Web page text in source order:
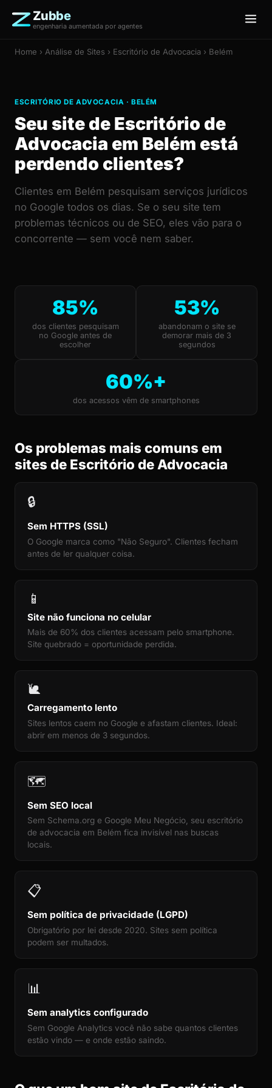
Zubbe
engenharia aumentada por agentes
Home › Análise de Sites › Escritório de Advocacia › Belém
ESCRITÓRIO DE ADVOCACIA · BELÉM
Seu site de Escritório de
Advocacia em Belém está
perdendo clientes?
Clientes em Belém pesquisam serviços jurídicos
no Google todos os dias. Se o seu site tem
problemas técnicos ou de SEO, eles vão para o
concorrente — sem você nem saber.
85%
dos clientes pesquisam
no Google antes de
escolher
53%
abandonam o site se
demorar mais de 3
segundos
60%+
dos acessos vêm de smartphones
Os problemas mais comuns em
sites de Escritório de Advocacia
🔒
Sem HTTPS (SSL)
O Google marca como "Não Seguro". Clientes fecham
antes de ler qualquer coisa.
📱
Site não funciona no celular
Mais de 60% dos clientes acessam pelo smartphone.
Site quebrado = oportunidade perdida.
🐌
Carregamento lento
Sites lentos caem no Google e afastam clientes. Ideal:
abrir em menos de 3 segundos.
🗺️
Sem SEO local
Sem Schema.org e Google Meu Negócio, seu escritório
de advocacia em Belém fica invisível nas buscas
locais.
📋
Sem política de privacidade (LGPD)
Obrigatório por lei desde 2020. Sites sem política
podem ser multados.
📊
Sem analytics configurado
Sem Google Analytics você não sabe quantos clientes
estão vindo — e onde estão saindo.